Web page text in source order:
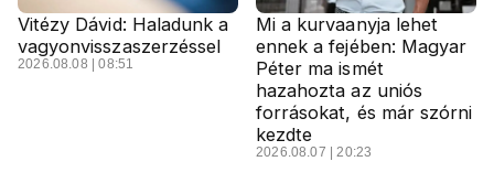
Vitézy Dávid: Haladunk a
vagyonvisszaszerzéssel
2026.08.08 | 08:51
Mi a kurvaanyja lehet
ennek a fejében: Magyar
Péter ma ismét
hazahozta az uniós
forrásokat, és már szórni
kezdte
2026.08.07 | 20:23